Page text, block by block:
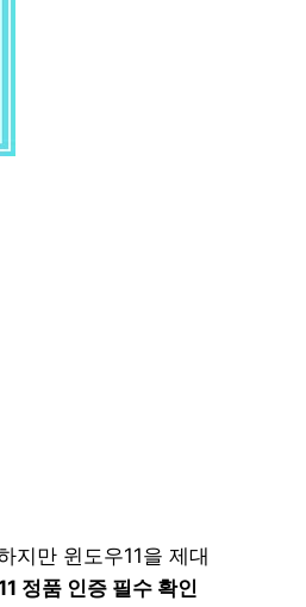
지만 윈도우11을 제대
정품 인증 필수 확인